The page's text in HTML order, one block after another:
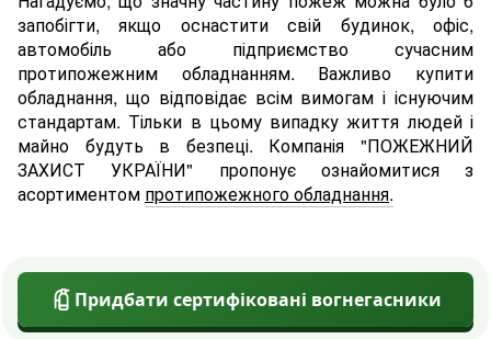
запобігти, якщо оснастити свій будинок, офіс,
автомобіль або підприємство сучасним
протипожежним обладнанням. Важливо купити
обладнання, що відповідає всім вимогам і існуючим
стандартам. Тільки в цьому випадку життя людей і
майно будуть в безпеці. Компанія "ПОЖЕЖНИЙ
ЗАХИСТ УКРАЇНИ" пропонує ознайомитися з
асортиментом протипожежного обладнання.
Придбати сертифіковані вогнегасники